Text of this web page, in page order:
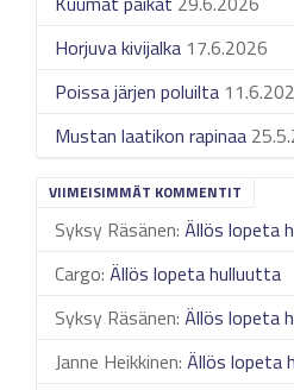
Horjuva kivijalka 17.6.2026
Poissa järjen poluilta
Mustan laatikon rapinaa
VIIMEISIMMÄT KOMMENTIT
Syksy Räsänen: Ällös lopeta
Cargo: Ällös lopeta hulluutta
Syksy Räsänen: Ällös lopeta
Janne Heikkinen: Ällös lopeta